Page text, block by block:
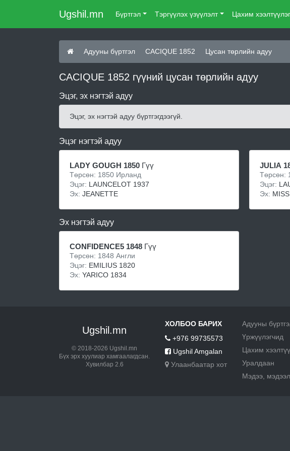
Ugshil.mn Бүртгэл Тэргүүлэх үзүүлэлт Цахим хээлтүүлэг
Адууны бүртгэл CACIQUE 1852 Цусан төрлийн адуу
CACIQUE 1852 гүүний цусан төрлийн адуу
Эцэг, эх нэгтэй адуу
Эцэг, эх нэгтэй адуу бүртгэгдээгүй.
Эцэг нэгтэй адуу
LADY GOUGH 1850 Гүү
Төрсөн: 1850 Ирланд
Эцэг: LAUNCELOT 1937
Эх: JEANETTE
JULIA
Төрсөн:
Эцэг:
Эх:
Эх нэгтэй адуу
CONFIDENCE5 1848 Гүү
Төрсөн: 1848 Англи
Эцэг: EMILIUS 1820
Эх: YARICO 1834
Ugshil.mn
© 2018-2026 Ugshil.mn
Бүх эрх хуулиар хамгаалагдсан.
Хувилбар 2.6
ХОЛБОО БАРИХ
+976 99735573
Ugshil Amgalan
Улаанбаатар хот
Адууны
Үржүүлэгчид
Цахим
Уралдаан
Мэдээ,